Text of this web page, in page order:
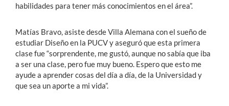
habilidades para tener más conocimientos en el área”.
Matías Bravo, asiste desde Villa Alemana con el sueño de
estudiar Diseño en la PUCV y aseguró que esta primera
clase fue “sorprendente, me gustó, aunque no sabía que iba
a ser una clase, pero fue muy bueno. Espero que esto me
ayude a aprender cosas del día a día, de la Universidad y
que sea un aporte a mi vida”.